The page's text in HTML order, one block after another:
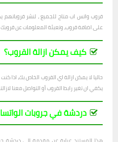
قروب واتس اب متاح للجميع ، لنشر قروباتهم
على اضافة قروب، وتعبئة المعلومات عن
كيف يمكن ازالة القروب؟
حاليا لا يمكن ازالة اي القروب الخاص بك، اذا
يكفي ان تغير رابط القروب أو التواصل معنا
دردشة في جروبات